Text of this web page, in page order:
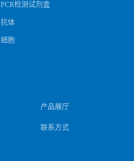
PCR检测试剂盒
抗体
细胞
产品展厅
联系方式